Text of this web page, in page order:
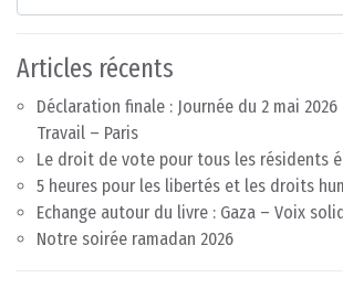
Articles récents
Déclaration finale : Journée du 2 mai
Travail – Paris
Le droit de vote pour tous les résidents
5 heures pour les libertés et les droits
Echange autour du livre : Gaza – Voix
Notre soirée ramadan 2026